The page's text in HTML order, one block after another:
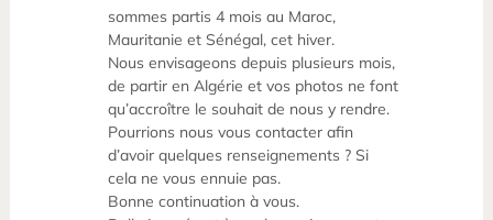
sommes partis 4 mois au Maroc,
Mauritanie et Sénégal, cet hiver.
Nous envisageons depuis plusieurs mois,
de partir en Algérie et vos photos ne font
qu’accroître le souhait de nous y rendre.
Pourrions nous vous contacter afin
d’avoir quelques renseignements ? Si
cela ne vous ennuie pas.
Bonne continuation à vous.